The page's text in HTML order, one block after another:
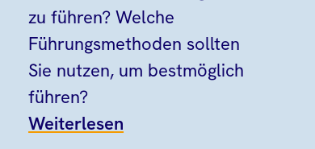
zu führen? Welche
Führungsmethoden sollten
Sie nutzen, um bestmöglich
führen?
Weiterlesen